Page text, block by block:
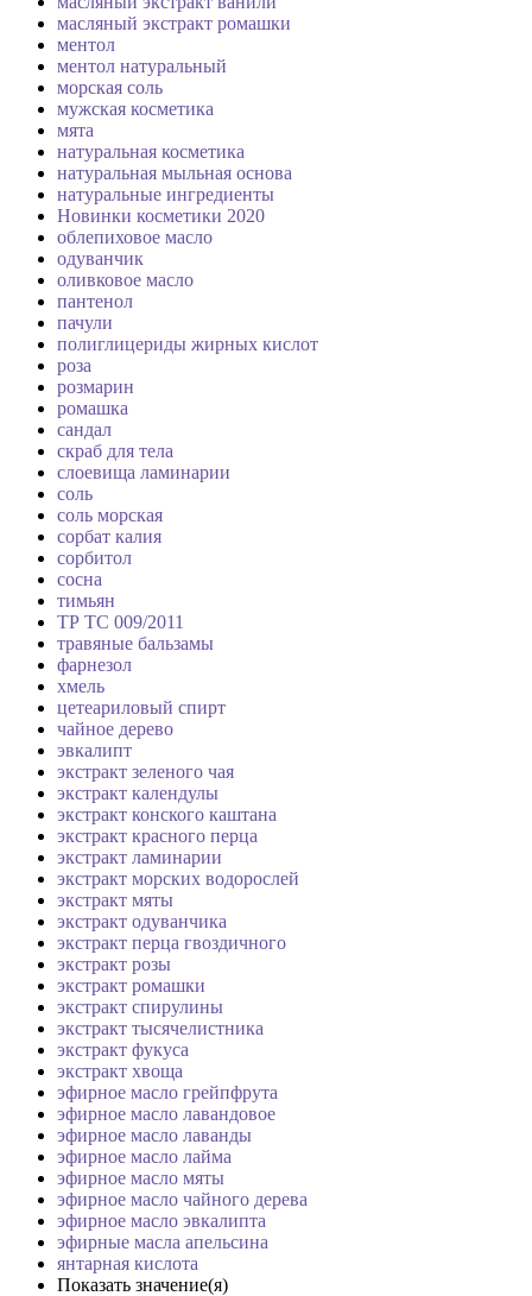
масляный экстракт ромашки
ментол
ментол натуральный
морская соль
мужская косметика
мята
натуральная косметика
натуральная мыльная основа
натуральные ингредиенты
Новинки косметики 2020
облепиховое масло
одуванчик
оливковое масло
пантенол
пачули
полиглицериды жирных кислот
роза
розмарин
ромашка
сандал
скраб для тела
слоевища ламинарии
соль
соль морская
сорбат калия
сорбитол
сосна
тимьян
ТР ТС 009/2011
травяные бальзамы
фарнезол
хмель
цетеариловый спирт
чайное дерево
эвкалипт
экстракт зеленого чая
экстракт календулы
экстракт конского каштана
экстракт красного перца
экстракт ламинарии
экстракт морских водорослей
экстракт мяты
экстракт одуванчика
экстракт перца гвоздичного
экстракт розы
экстракт ромашки
экстракт спирулины
экстракт тысячелистника
экстракт фукуса
экстракт хвоща
эфирное масло грейпфрута
эфирное масло лавандовое
эфирное масло лаванды
эфирное масло лайма
эфирное масло мяты
эфирное масло чайного дерева
эфирное масло эвкалипта
эфирные масла апельсина
янтарная кислота
Показать значение(я)